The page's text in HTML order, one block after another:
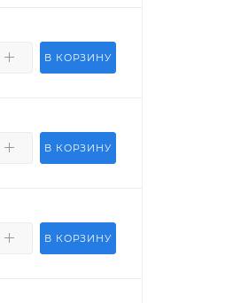
В КОРЗИНУ
В КОРЗИНУ
В КОРЗИНУ